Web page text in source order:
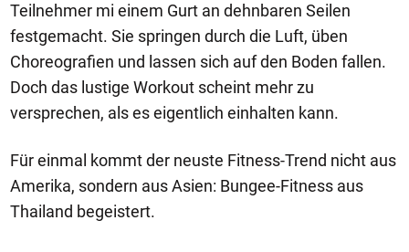
Teilnehmer mi einem Gurt an dehnbaren Seilen
festgemacht. Sie springen durch die Luft, üben
Choreografien und lassen sich auf den Boden fallen.
Doch das lustige Workout scheint mehr zu
versprechen, als es eigentlich einhalten kann.
Für einmal kommt der neuste Fitness-Trend nicht aus
Amerika, sondern aus Asien: Bungee-Fitness aus
Thailand begeistert.